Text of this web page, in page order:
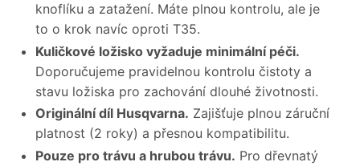
knoflíku a zatažení. Máte plnou kontrolu, ale je
to o krok navíc oproti T35.
Kuličkové ložisko vyžaduje minimální péči.
Doporučujeme pravidelnou kontrolu čistoty a
stavu ložiska pro zachování dlouhé životnosti.
Originální díl Husqvarna. Zajišťuje plnou záruční
platnost (2 roky) a přesnou kompatibilitu.
Pouze pro trávu a hrubou trávu. Pro dřevnatý